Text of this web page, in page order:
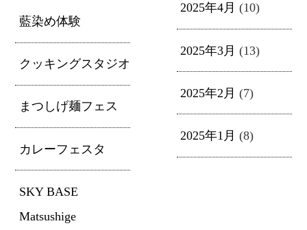
藍染め体験
クッキングスタジオ
まつしげ麺フェス
カレーフェスタ
SKY BASE
Matsushige
2025年4月 (10)
2025年3月 (13)
2025年2月 (7)
2025年1月 (8)